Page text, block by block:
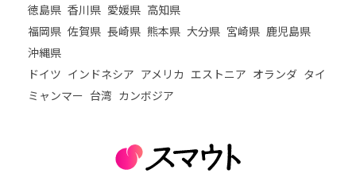
徳島県 香川県 愛媛県 高知県
福岡県 佐賀県 長崎県 熊本県 大分県 宮崎県 鹿児島県
沖縄県
ドイツ インドネシア アメリカ エストニア オランダ タイ
ミャンマー 台湾 カンボジア